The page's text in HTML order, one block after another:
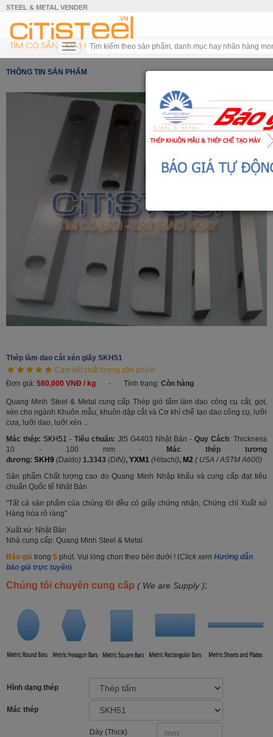
STEEL & METAL VENDER
THÔNG TIN SẢN PHẨM
Thép làm dao cắt xén giấy SKH51
Cam kết chất lượng sản phẩm
Đơn giá: 580,000 VNĐ / kg - Tình trạng: Còn hàng
Quang Minh Steel & Metal cung cấp Thép gió tấm làm dao công cụ cắt, gọt,
xén cho ngành Khuôn mẫu, khuôn dập cắt và Cơ khí chế tạo dao công cụ, lưỡi
cưa, lưỡi dao, lưỡi xén ...
Mác thép: SKH51 - Tiêu chuẩn: JIS G4403 Nhật Bản - Quy Cách: Thickness
10 - 100 mm - Mác thép tương
đương: SKH9 (Daido) 1.3343 (DIN), YXM1 (Hitachi), M2 ( USA / ASTM A600)
Sản phẩm Chất lượng cao do Quang Minh Nhập khẩu và cung cấp đạt tiêu
chuẩn Quốc tế Nhật Bản
"Tất cả sản phẩm của chúng tôi đều có giấy chứng nhận, Chứng chỉ Xuất xứ
Hàng hóa rõ ràng"
Xuất xứ: Nhật Bản
Nhà cung cấp: Quang Minh Steel & Metal
Báo giá trong 5 phút. Vui lòng chọn theo bên dưới ! (Click xem Hướng dẫn
báo giá trực tuyến)
Chúng tôi chuyên cung cấp ( We are Supply ):
Hình dạng thép
Mác thép
Dày (Thick)